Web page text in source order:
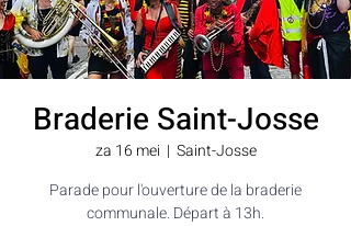
Braderie Saint-Josse
za 16 mei
  |
Saint-Josse
Parade pour l'ouverture de la braderie
communale. Départ à 13h.